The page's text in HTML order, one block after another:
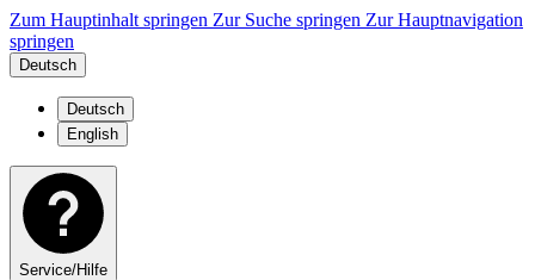
Zum Hauptinhalt springen Zur Suche springen Zur Hauptnavigation
springen
Deutsch
Deutsch
English
Service/Hilfe